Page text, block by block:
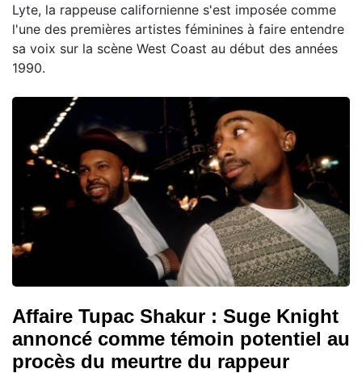
Lyte, la rappeuse californienne s'est imposée comme
l'une des premières artistes féminines à faire entendre
sa voix sur la scène West Coast au début des années
1990.
Affaire Tupac Shakur : Suge Knight
annoncé comme témoin potentiel au
procès du meurtre du rappeur